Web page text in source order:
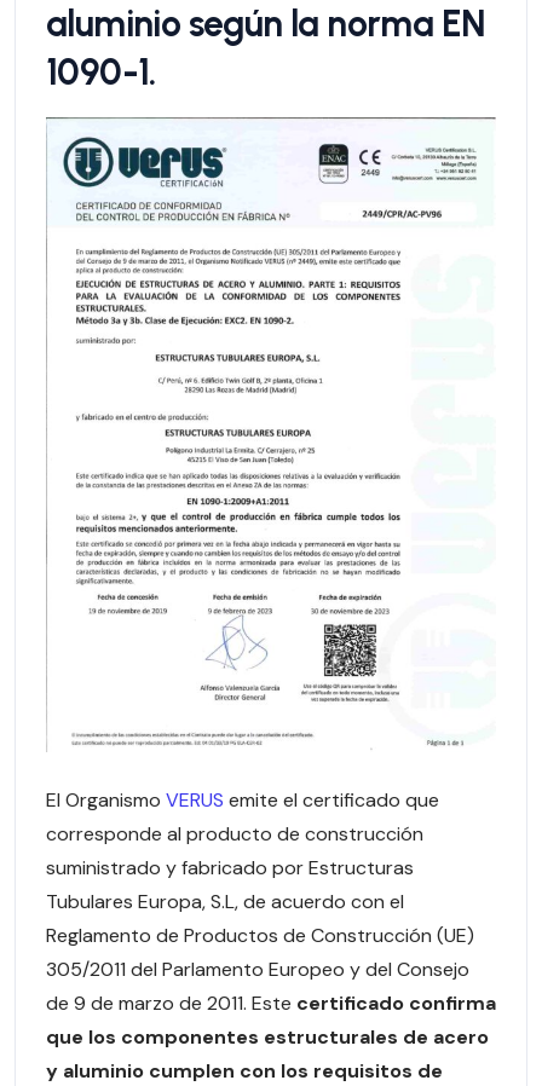
aluminio según la norma EN
1090-1.
El Organismo VERUS emite el certificado que
corresponde al producto de construcción
suministrado y fabricado por Estructuras
Tubulares Europa, S.L, de acuerdo con el
Reglamento de Productos de Construcción (UE)
305/2011 del Parlamento Europeo y del Consejo
de 9 de marzo de 2011. Este certificado confirma
que los componentes estructurales de acero
y aluminio cumplen con los requisitos de